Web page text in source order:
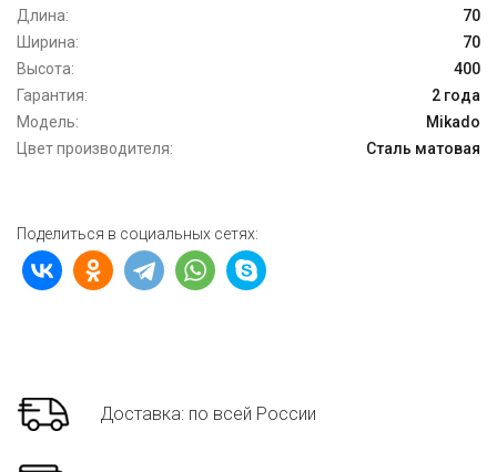
Длина:
70
Ширина:
70
Высота:
400
Гарантия:
2 года
Модель:
Mikado
Цвет производителя:
Сталь матовая
Поделиться в социальных сетях:
Доставка: по всей России